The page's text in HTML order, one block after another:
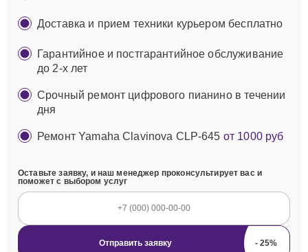
Доставка и прием техники курьером бесплатно
Гарантийное и постгарантийное обслуживание
до 2-х лет
Срочный ремонт цифрового пианино в течении
дня
Ремонт Yamaha Clavinova CLP-645 от 1000 руб
Оставьте заявку, и наш менеджер проконсультирует вас и
поможет с выбором услуг
Отправить заявку